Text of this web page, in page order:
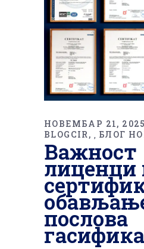
НОВЕМБАР 21, 2025
BLOGCIR
БЛОГ
Важност
лиценци
послова